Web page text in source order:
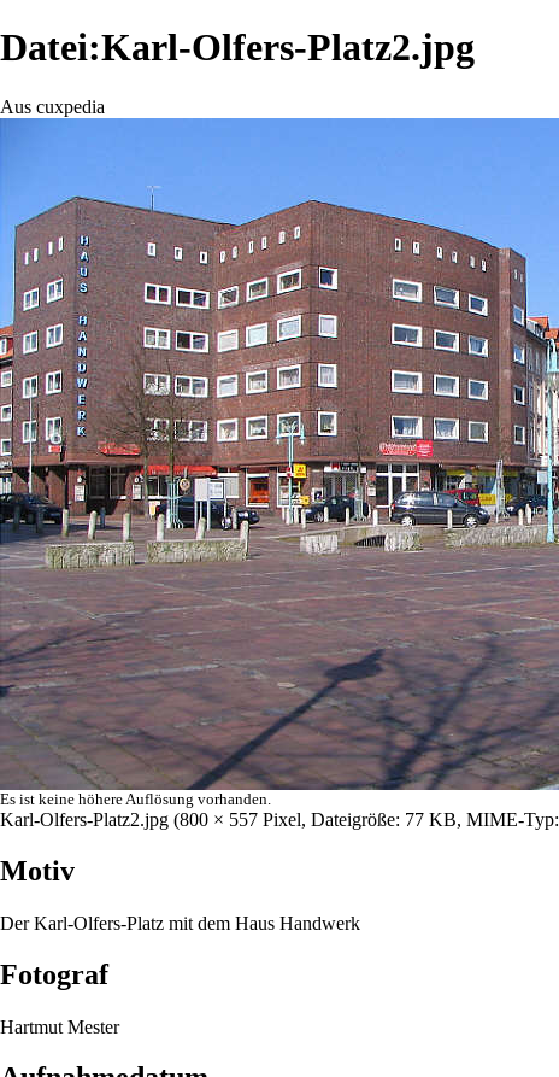
Datei:Karl-Olfers-Platz2.jpg
Aus cuxpedia
Es ist keine höhere Auflösung vorhanden.
Karl-Olfers-Platz2.jpg (800 × 557 Pixel, Dateigröße: 77 KB, MIME-Typ:
Motiv
DerKarl-Olfers-Platz mit dem Haus Handwerk
Fotograf
Hartmut Mester